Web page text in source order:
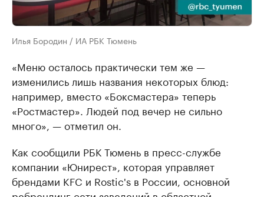
Илья Бородин / ИА РБК Тюмень
«Меню осталось практически тем же —
изменились лишь названия некоторых блюд:
например, вместо «Боксмастера» теперь
«Ростмастер». Людей под вечер не сильно
много», — отметил он.
Как сообщили РБК Тюмень в пресс-службе
компании «Юнирест», которая управляет
брендами KFC и Rostic's в России, основной